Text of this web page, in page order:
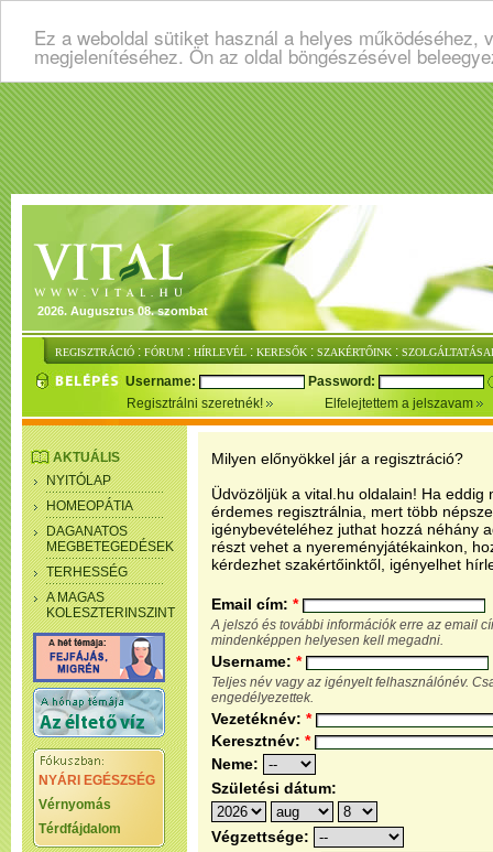
Ez a weboldal sütiket használ a helyes
megjelenítéséhez. Ön az oldal böngészésével
2026. Augusztus 08. szombat
REGISZTRÁCIÓ : FÓRUM : HÍRLEVÉL : KERESŐK : SZAKÉRTŐINK :
Username:
Password:
Regisztrálni szeretnék!
Elfelejtettem a jelszavam
AKTUÁLIS
NYITÓLAP
HOMEOPÁTIA
DAGANATOS
MEGBETEGEDÉSEK
TERHESSÉG
A MAGAS
KOLESZTERINSZINT
NYÁRI EGÉSZSÉG
Vérnyomás
Térdfájdalom
Milyen előnyökkel jár a regisztráció?
Üdvözöljük a vital.hu oldalain! Ha eddig
érdemes regisztrálnia, mert több
igénybevételéhez juthat hozzá néhány
részt vehet a nyereményjátékainkon,
kérdezhet szakértőinktől, igényelhet
Email cím: *
A jelszó és további információk erre az email
mindenképpen helyesen kell megadni.
Username: *
Teljes név vagy az igényelt felhasználónév.
engedélyezettek.
Vezetéknév: *
Keresztnév: *
Neme:
Születési dátum:
Végzettsége: